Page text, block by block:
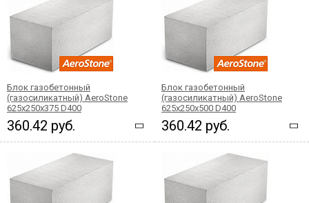
Блок газобетонный
(газосиликатный) AeroStone
625x250x375 D400
360.42 руб.
Блок газобетонный
(газосиликатный) AeroStone
625x250x500 D400
360.42 руб.